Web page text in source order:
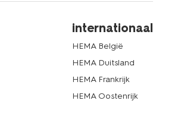
internationaal
HEMA België
HEMA Duitsland
HEMA Frankrijk
HEMA Oostenrijk